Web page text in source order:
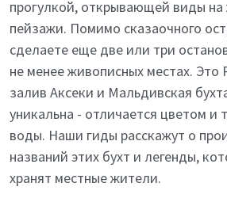
прогулкой, открывающей виды
пейзажи. Помимо сказаочного
сделаете еще две или три
не менее живописных местах. Это
залив Аксеки и Мальдивская
уникальна - отличается цветом и
воды. Наши гиды расскажут о
названий этих бухт и легенды,
хранят местные жители.